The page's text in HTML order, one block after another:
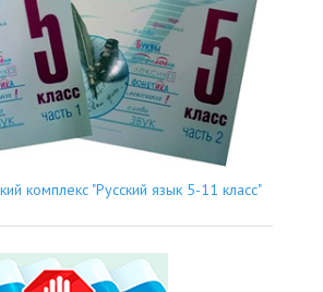
комплекс "Русский язык 5-11 класс"